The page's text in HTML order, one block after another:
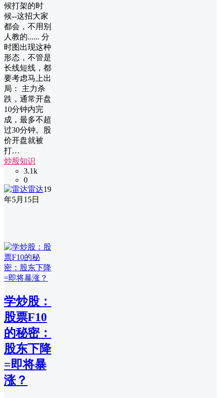
候打架的时
候--这招大家
都会，不用别
人教的...... 分
时图出现这种
形态，不管是
长线短线，都
要考虑马上出
局： 主力杀
跌，通常开盘
10分钟内完
成，最多不超
过30分钟。股
价开盘就被
打…
炒股知识
3.1k
0
雷达19
年5月15日
学炒股：
股票F10
的秘密：
股东下降
=即将暴
涨？